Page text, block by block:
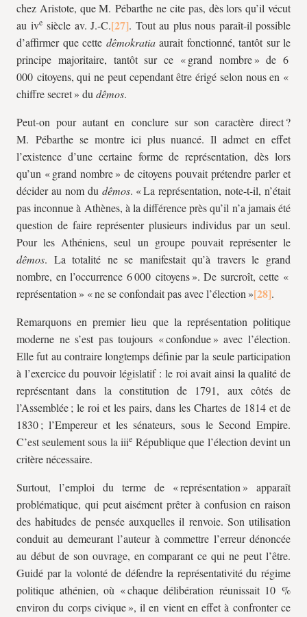
chez Aristote, que M. Pébarthe ne cite pas, dès lors qu’il vécut
au ivesiècle av. J.-C.
. Tout au plus nous paraît-il possible
d’affirmer que cette dêmokratiaaurait fonctionné, tantôt sur le
principe majoritaire, tantôt sur ce « grand nombre » de 6
000 citoyens, qui ne peut cependant être érigé selon nous en «
chiffre secret » du dêmos.
Peut-on pour autant en conclure sur son caractère direct ?
M. Pébarthe se montre ici plus nuancé. Il admet en effet
l’existence d’une certaine forme de représentation, dès lors
qu’un « grand nombre » de citoyens pouvait prétendre parler et
décider au nom du dêmos. « La représentation, note-t-il, n’était
pas inconnue à Athènes, à la différence près qu’il n’a jamais été
question de faire représenter plusieurs individus par un seul.
Pour les Athéniens, seul un groupe pouvait représenter le
dêmos. La totalité ne se manifestait qu’à travers le grand
nombre, en l’occurrence 6 000 citoyens ». De surcroît, cette «
représentation » « ne se confondait pas avec l’élection »
.
Remarquons en premier lieu que la représentation politique
moderne ne s’est pas toujours « confondue » avec l’élection.
Elle fut au contraire longtemps définie par la seule participation
à l’exercice du pouvoir législatif : le roi avait ainsi la qualité de
représentant dans la constitution de 1791, aux côtés de
l’Assemblée ; le roi et les pairs, dans les Chartes de 1814 et de
1830 ; l’Empereur et les sénateurs, sous le Second Empire.
C’est seulement sous la iiieRépublique que l’élection devint un
critère nécessaire.
Surtout, l’emploi du terme de « représentation » apparaît
problématique, qui peut aisément prêter à confusion en raison
des habitudes de pensée auxquelles il renvoie. Son utilisation
conduit au demeurant l’auteur à commettre l’erreur dénoncée
au début de son ouvrage, en comparant ce qui ne peut l’être.
Guidé par la volonté de défendre la représentativité du régime
politique athénien, où « chaque délibération réunissait 10 %
environ du corps civique », il en vient en effet à confronter ce